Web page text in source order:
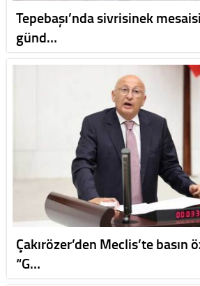
Tepebaşı’nda sivrisinek
günd…
Çakırözer’den Meclis’te basın
“G…